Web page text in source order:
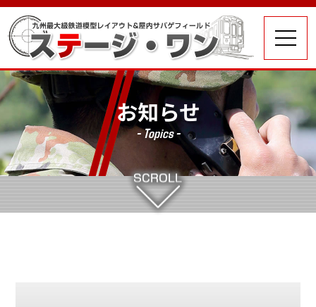
お知らせ
- Topics -